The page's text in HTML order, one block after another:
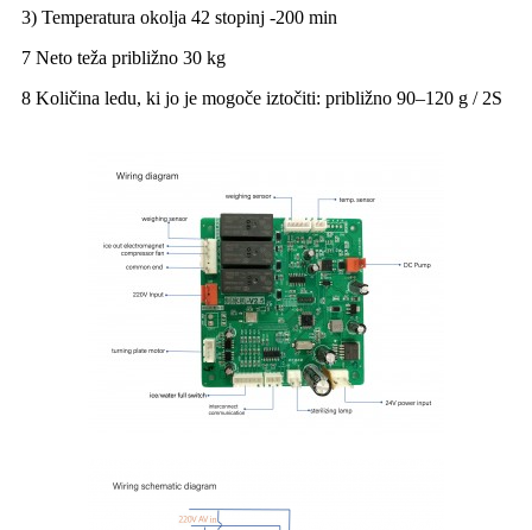
3) Temperatura okolja 42 stopinj -200 min
7 Neto teža približno 30 kg
8 Količina ledu, ki jo je mogoče iztočiti: približno 90–120 g / 2S